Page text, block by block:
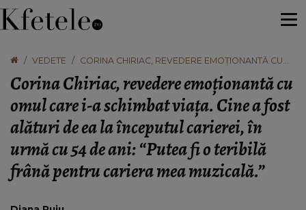
VEDETE
CORINA CHIRIAC, REVEDERE EMOȚIONANTĂ CU
ALĂTURI DE EA LA ÎNCEPUTUL CARIEREI, ÎN URMĂ
CU 54 DE ANI: “PUTEA FI O TERIBILĂ FRÂNĂ
PENTRU CARIERA MEA MUZICALĂ.”
Corina Chiriac, revedere emoționantă cu
omul care i-a schimbat viața. Cine a fost
alături de ea la începutul carierei, în
urmă cu 54 de ani: “Putea fi o teribilă
frână pentru cariera mea muzicală.”